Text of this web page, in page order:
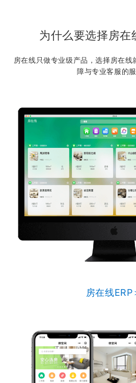
为什么要选择房在
房在线只做专业级产品，选择房在线
障与专业客服的服
房在线ERP